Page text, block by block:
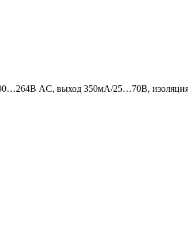
AC, выход 350мА/25…70В,